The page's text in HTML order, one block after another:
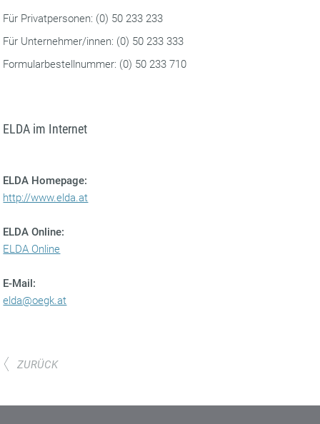
Für Privatpersonen: (0) 50 233 233
Für Unternehmer/innen: (0) 50 233 333
Formularbestellnummer: (0) 50 233 710
ELDA im Internet
ELDA Homepage:
http://www.elda.at
ELDA Online:
ELDA Online
E-Mail:
elda@oegk.at
ZURÜCK